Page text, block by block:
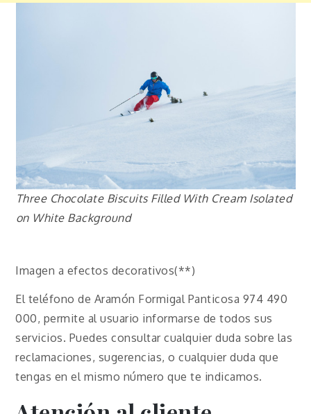
Three Chocolate Biscuits Filled With Cream Isolated
on White Background
Imagen a efectos decorativos(**)
El teléfono de Aramón Formigal Panticosa 974 490
000, permite al usuario informarse de todos sus
servicios. Puedes consultar cualquier duda sobre las
reclamaciones, sugerencias, o cualquier duda que
tengas en el mismo número que te indicamos.